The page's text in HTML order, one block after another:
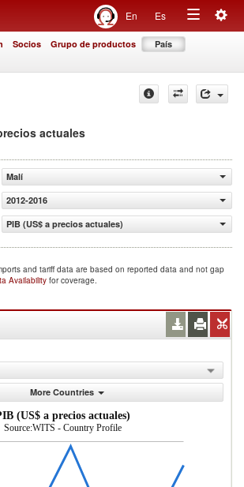
En Es
Toggle
Socios Grupo de productos País
actuales
Malí
2012-2016
PIB (US$ a precios actuales)
and tariff data are based on reported data and not gap
Availability for coverage.
More Countries
(US$ a precios actuales)
Source:WITS - Country Profile